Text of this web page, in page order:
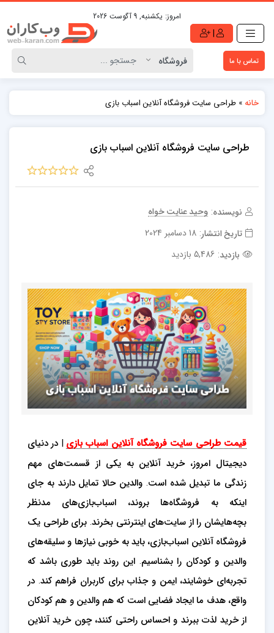
امروز: یکشنبه, 9 آگوست 2026
|
تماس با ما
خانه » طراحی سایت فروشگاه آنلاین اسباب بازی
طراحی سایت فروشگاه آنلاین اسباب بازی
نویسنده: وحید عنایت خواه
تاریخ انتشار: 18 دسامبر 2024
بازدید: 5,486 بازدید
قیمت طراحی سایت فروشگاه آنلاین اسباب بازی | در دنیای
دیجیتال امروز، خرید آنلاین به یکی از قسمت‌های مهم
زندگی ما تبدیل شده است. والدین حالا تمایل دارند به جای
اینکه به فروشگاه‌ها بروند، اسباب‌بازی‌های مدنظر
بچه‌هایشان را از سایت‌های اینترنتی بخرند. برای طراحی یک
فروشگاه آنلاین اسباب‌بازی، باید به خوبی نیازها و سلیقه‌های
والدین و کودکان را بشناسیم. این روند باید طوری باشد که
تجربه‌ای خوشایند، ایمن و جذاب برای کاربران فراهم کند. در
واقع، هدف ما ایجاد فضایی است که هم والدین و هم کودکان
از خرید لذت ببرند و احساس راحتی کنند، چون خرید آنلاین